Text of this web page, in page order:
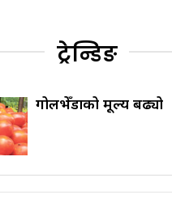
ट्रेन्डिङ
गोलभेँडाको मूल्य बढ्यो